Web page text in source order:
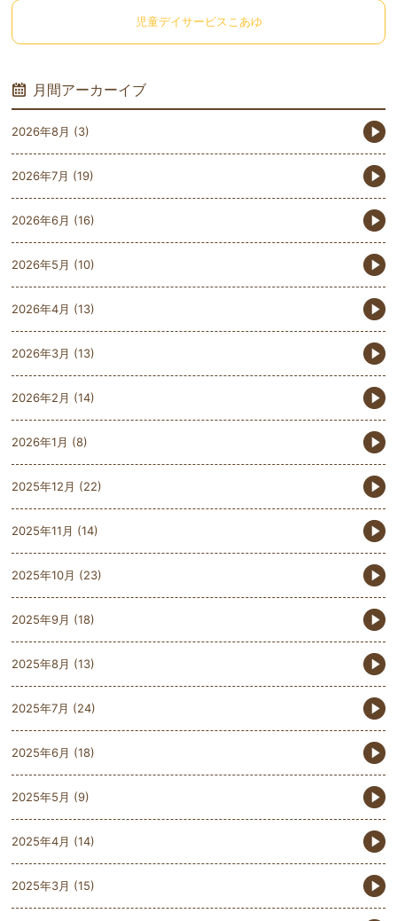
児童デイサービスこあゆ
月間アーカーイブ
2026年8月 (3)
2026年7月 (19)
2026年6月 (16)
2026年5月 (10)
2026年4月 (13)
2026年3月 (13)
2026年2月 (14)
2026年1月 (8)
2025年12月 (22)
2025年11月 (14)
2025年10月 (23)
2025年9月 (18)
2025年8月 (13)
2025年7月 (24)
2025年6月 (18)
2025年5月 (9)
2025年4月 (14)
2025年3月 (15)